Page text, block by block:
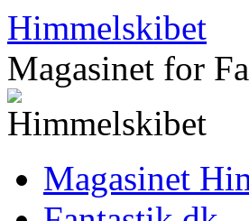
Hop
til
indhold
Himmelskibet
Magasinet for
Magasinet